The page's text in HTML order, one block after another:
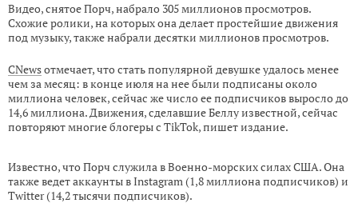
Видео, снятое Порч, набрало 305 миллионов просмотров.
Схожие ролики, на которых она делает простейшие движения
под музыку, также набрали десятки миллионов просмотров.
CNewsотмечает, что стать популярной девушке удалось менее
чем за месяц: в конце июля на нее были подписаны около
миллиона человек, сейчас же число ее подписчиков выросло до
14,6 миллиона. Движения, сделавшие Беллу известной, сейчас
повторяют многие блогеры с TikTok, пишет издание.
Известно, что Порч служила в Военно-морских силах США. Она
также ведет аккаунты в Instagram (1,8 миллиона подписчиков) и
Twitter (14,2 тысячи подписчиков).